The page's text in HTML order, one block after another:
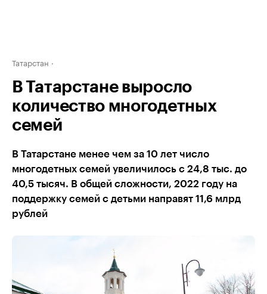
Татарстан
В Татарстане выросло
количество многодетных
семей
В Татарстане менее чем за 10 лет число
многодетных семей увеличилось с 24,8 тыс. до
40,5 тысяч. В общей сложности, 2022 году на
поддержку семей с детьми направят 11,6 млрд
рублей